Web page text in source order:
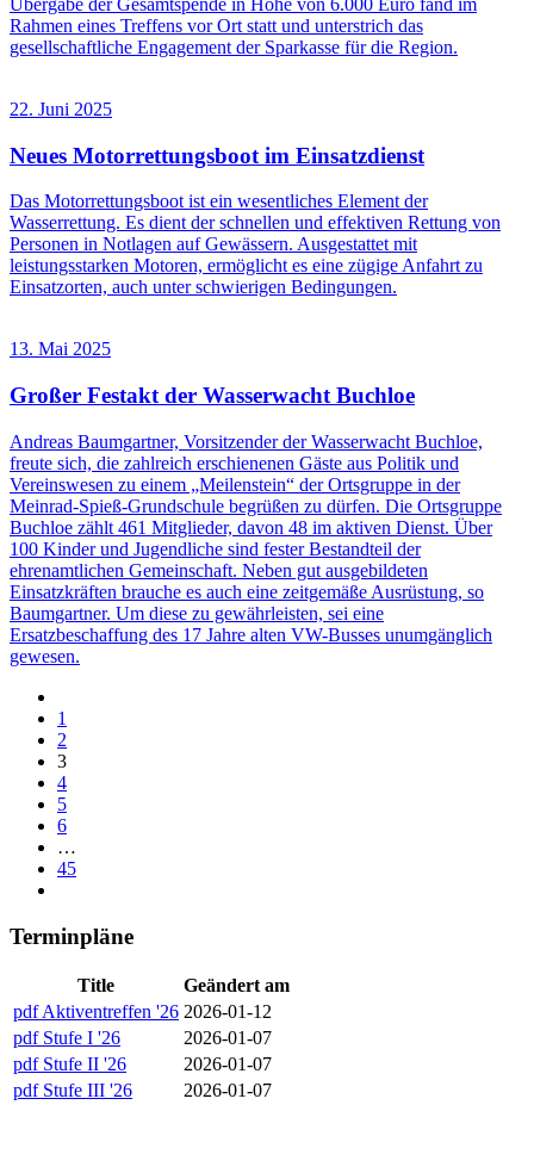
Übergabe der Gesamtspende in Höhe von 6.000 Euro fand im
Rahmen eines Treffens vor Ort statt und unterstrich das
gesellschaftliche Engagement der Sparkasse für die Region.
22. Juni 2025
Neues Motorrettungsboot im Einsatzdienst
Das Motorrettungsboot ist ein wesentliches Element der
Wasserrettung. Es dient der schnellen und effektiven Rettung von
Personen in Notlagen auf Gewässern. Ausgestattet mit
leistungsstarken Motoren, ermöglicht es eine zügige Anfahrt zu
Einsatzorten, auch unter schwierigen Bedingungen.
13. Mai 2025
Großer Festakt der Wasserwacht Buchloe
Andreas Baumgartner, Vorsitzender der Wasserwacht Buchloe,
freute sich, die zahlreich erschienenen Gäste aus Politik und
Vereinswesen zu einem „Meilenstein“ der Ortsgruppe in der
Meinrad-Spieß-Grundschule begrüßen zu dürfen. Die Ortsgruppe
Buchloe zählt 461 Mitglieder, davon 48 im aktiven Dienst. Über
100 Kinder und Jugendliche sind fester Bestandteil der
ehrenamtlichen Gemeinschaft. Neben gut ausgebildeten
Einsatzkräften brauche es auch eine zeitgemäße Ausrüstung, so
Baumgartner. Um diese zu gewährleisten, sei eine
Ersatzbeschaffung des 17 Jahre alten VW-Busses unumgänglich
gewesen.
1
2
3
4
5
6
…
45
Terminpläne
Title
Geändert am
pdf Aktiventreffen '26 2026-01-12
pdf Stufe I '26
2026-01-07
pdf Stufe II '26
2026-01-07
pdf Stufe III '26 2026-01-07